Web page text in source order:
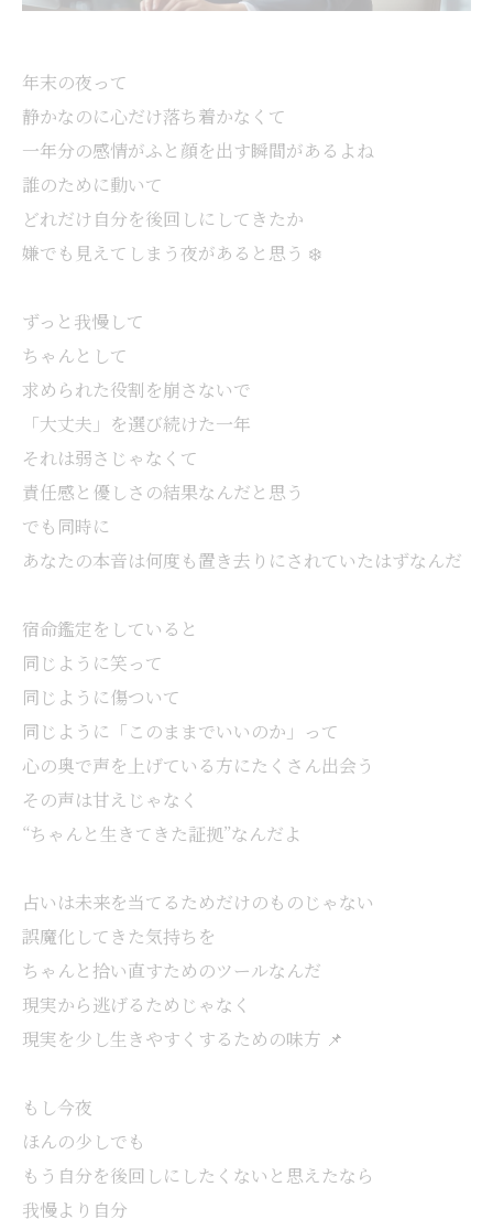
年末の夜って
静かなのに心だけ落ち着かなくて
一年分の感情がふと顔を出す瞬間があるよね
誰のために動いて
どれだけ自分を後回しにしてきたか
嫌でも見えてしまう夜があると思う ❄️
ずっと我慢して
ちゃんとして
求められた役割を崩さないで
「大丈夫」を選び続けた一年
それは弱さじゃなくて
責任感と優しさの結果なんだと思う
でも同時に
あなたの本音は何度も置き去りにされていたはずなんだ
宿命鑑定をしていると
同じように笑って
同じように傷ついて
同じように「このままでいいのか」って
心の奥で声を上げている方にたくさん出会う
その声は甘えじゃなく
“ちゃんと生きてきた証拠”なんだよ
占いは未来を当てるためだけのものじゃない
誤魔化してきた気持ちを
ちゃんと拾い直すためのツールなんだ
現実から逃げるためじゃなく
現実を少し生きやすくするための味方 📌
もし今夜
ほんの少しでも
もう自分を後回しにしたくないと思えたなら
我慢より自分